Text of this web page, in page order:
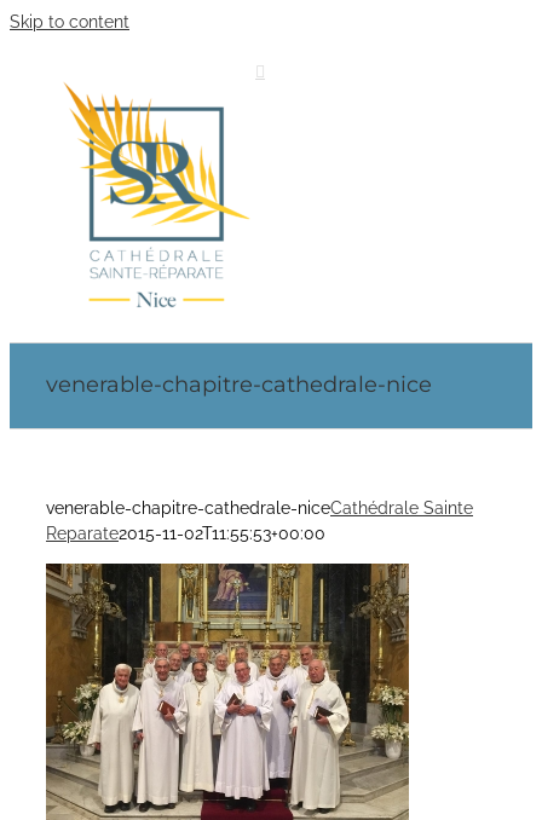
Skip to content
venerable-chapitre-cathedrale-nice
venerable-chapitre-cathedrale-niceCathédrale Sainte
Reparate2015-11-02T11:55:53+00:00